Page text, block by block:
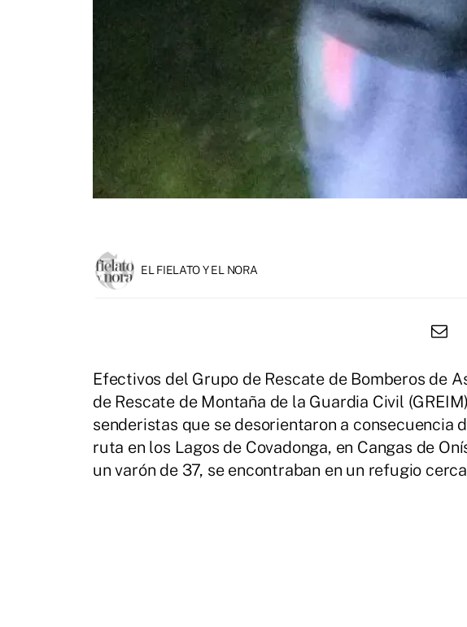
EL FIELATO Y EL NORA
Efectivos del Grupo de Rescate de Bomberos de
de Rescate de Montaña de la Guardia Civil
senderistas que se desorientaron a consecuencia
ruta en los Lagos de Covadonga, en Cangas de
un varón de 37, se encontraban en un refugio